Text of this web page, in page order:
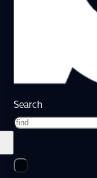
Search